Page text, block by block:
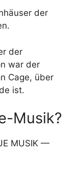
der
der
war der
Cage, über
ist.
Musik?
MUSIK —